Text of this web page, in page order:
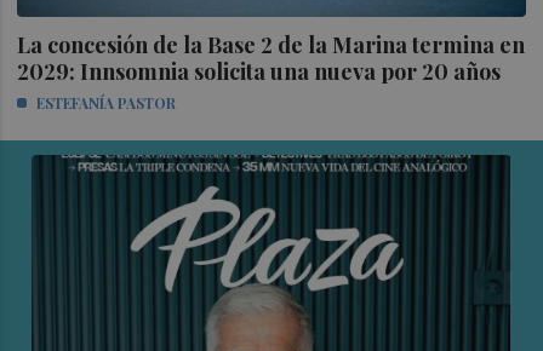
La concesión de la Base 2 de la Marina termina en
2029: Innsomnia solicita una nueva por 20 años
ESTEFANÍA PASTOR